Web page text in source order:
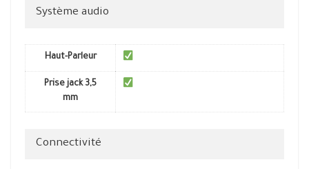
Système audio
Haut-Parleur
Prise jack 3,5
mm
Connectivité